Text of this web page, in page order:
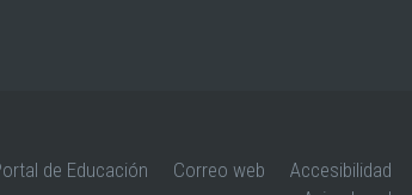
de Educación Correo web
Accesibilidad